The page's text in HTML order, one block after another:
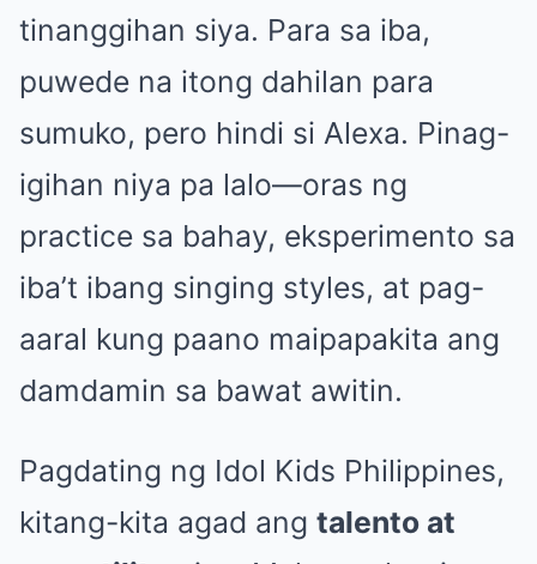
tinanggihan siya. Para sa iba,
puwede na itong dahilan para
sumuko, pero hindi si Alexa. Pinag-
igihan niya pa lalo—oras ng
practice sa bahay, eksperimento sa
iba’t ibang singing styles, at pag-
aaral kung paano maipapakita ang
damdamin sa bawat awitin.
Pagdating ng Idol Kids Philippines,
kitang-kita agad ang talento at